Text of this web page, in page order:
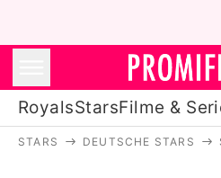
RoyalsStarsFilme &
STARS DEUTSCHE STARS